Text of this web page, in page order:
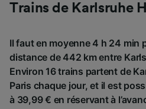
Trains de Karlsruhe
Il faut en moyenne 4 h 24 min
distance de 442 km entre
Environ 16 trains partent de
Paris chaque jour, et il est
à 39,99 € en réservant à